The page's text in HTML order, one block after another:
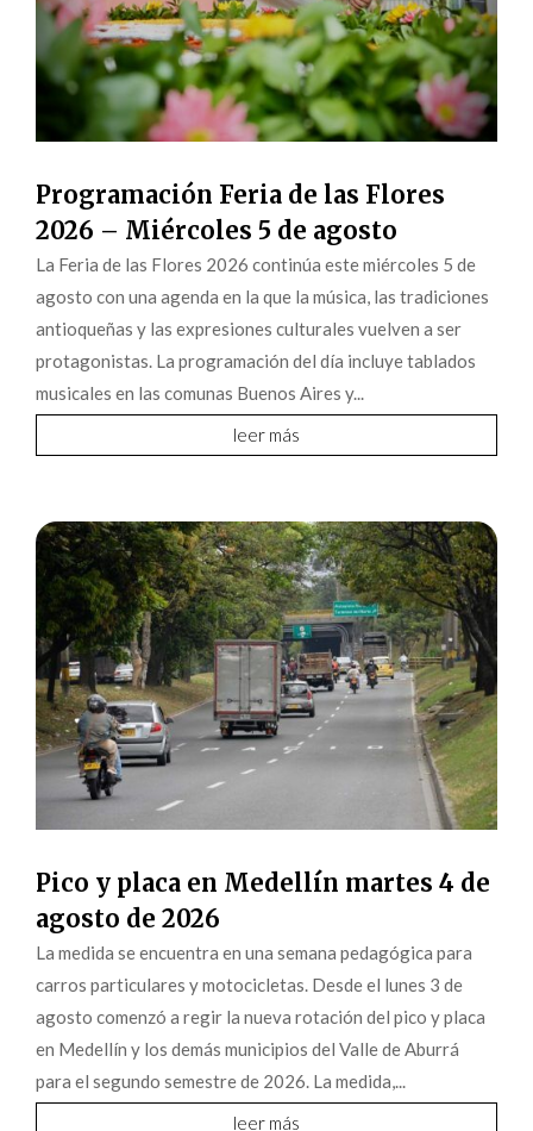
Programación Feria de las Flores
2026 – Miércoles 5 de agosto
La Feria de las Flores 2026 continúa este miércoles 5 de
agosto con una agenda en la que la música, las tradiciones
antioqueñas y las expresiones culturales vuelven a ser
protagonistas. La programación del día incluye tablados
musicales en las comunas Buenos Aires y...
leer más
Pico y placa en Medellín martes 4 de
agosto de 2026
La medida se encuentra en una semana pedagógica para
carros particulares y motocicletas. Desde el lunes 3 de
agosto comenzó a regir la nueva rotación del pico y placa
en Medellín y los demás municipios del Valle de Aburrá
para el segundo semestre de 2026. La medida,...
leer más